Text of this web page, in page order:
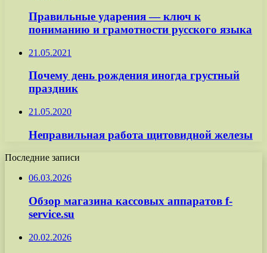
Правильные ударения — ключ к
пониманию и грамотности русского языка
21.05.2021
Почему день рождения иногда грустный
праздник
21.05.2020
Неправильная работа щитовидной железы
Последние записи
06.03.2026
Обзор магазина кассовых аппаратов f-
service.su
20.02.2026